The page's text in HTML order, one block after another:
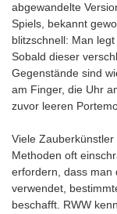
abgewandelte
Spiels, bekannt
blitzschnell: Man
Sobald dieser
Gegenstände sind
am Finger, die Uhr
zuvor leeren
Viele
Methoden oft
erfordern, dass man
verwendet,
beschafft. RWW